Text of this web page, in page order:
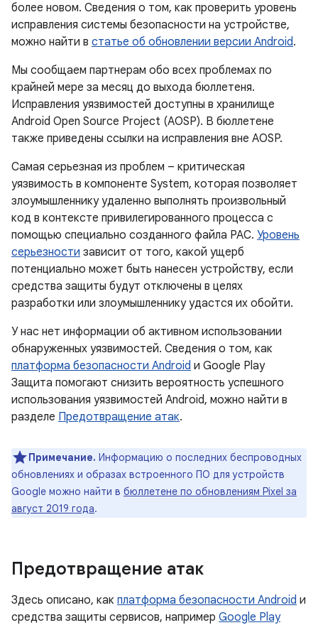
более новом. Сведения о том, как проверить уровень
исправления системы безопасности на устройстве,
можно найти в статье об обновлении версии Android.
Мы сообщаем партнерам обо всех проблемах по
крайней мере за месяц до выхода бюллетеня.
Исправления уязвимостей доступны в хранилище
Android Open Source Project (AOSP). В бюллетене
также приведены ссылки на исправления вне AOSP.
Самая серьезная из проблем – критическая
уязвимость в компоненте System, которая позволяет
злоумышленнику удаленно выполнять произвольный
код в контексте привилегированного процесса с
помощью специально созданного файла PAC. Уровень
серьезности зависит от того, какой ущерб
потенциально может быть нанесен устройству, если
средства защиты будут отключены в целях
разработки или злоумышленнику удастся их обойти.
У нас нет информации об активном использовании
обнаруженных уязвимостей. Сведения о том, как
платформа безопасности Android и Google Play
Защита помогают снизить вероятность успешного
использования уязвимостей Android, можно найти в
разделе Предотвращение атак.
Примечание. Информацию о последних беспроводных
обновлениях и образах встроенного ПО для устройств
Google можно найти в бюллетене по обновлениям Pixel за
август 2019 года.
Предотвращение атак
Здесь описано, как платформа безопасности Android и
средства защиты сервисов, например Google Play